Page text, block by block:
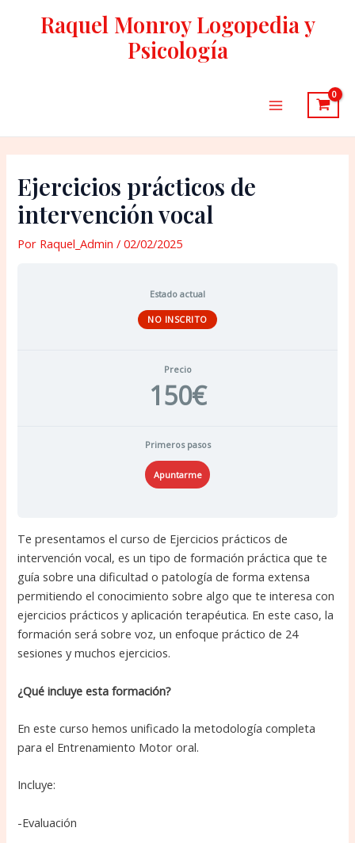
Raquel Monroy Logopedia y
Psicología
Menu
Ejercicios prácticos de
intervención vocal
Por Raquel_Admin/02/02/2025
Estado actual
NO INSCRITO
Precio
150€
Primeros pasos
Apuntarme
Te presentamos el curso de Ejercicios prácticos de
intervención vocal, es un tipo de formación práctica que te
guía sobre una dificultad o patología de forma extensa
permitiendo el conocimiento sobre algo que te interesa con
ejercicios prácticos y aplicación terapéutica. En este caso, la
formación será sobre voz, un enfoque práctico de 24
sesiones y muchos ejercicios.
¿Qué incluye esta formación?
En este curso hemos unificado la metodología completa
para el Entrenamiento Motor oral.
Incluye:
-Evaluación